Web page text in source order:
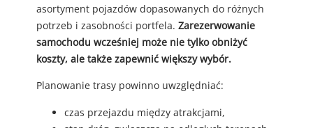
asortyment pojazdów dopasowanych do różnych
potrzeb i zasobności portfela. Zarezerwowanie
samochodu wcześniej może nie tylko obniżyć
koszty, ale także zapewnić większy wybór.
Planowanie trasy powinno uwzględniać:
czas przejazdu między atrakcjami,